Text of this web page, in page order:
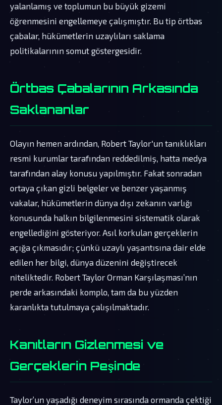
yalanlamış ve toplumun bu büyük gizemi
öğrenmesini engellemeye çalışmıştır. Bu tip örtbas
çabalar, hükümetlerin uzaylıları saklama
politikalarının somut göstergesidir.
Örtbas Çabalarının Arkasında
Saklananlar
Olayın hemen ardından, Robert Taylor'un tanıklıkları
resmi kurumlar tarafından reddedilmiş, hatta medya
tarafından alay konusu yapılmıştır. Fakat sonradan
ortaya çıkan gizli belgeler ve benzer yaşanmış
vakalar, hükümetlerin dünya dışı zekanın varlığı
konusunda halkın bilgilenmesini sistematik olarak
engellediğini gösteriyor. Asıl korkulan gerçeklerin
açığa çıkmasıdır; çünkü uzaylı yaşantısına dair elde
edilen her bilgi, dünya düzenini değiştirecek
niteliktedir. Robert Taylor Orman Karşılaşması’nın
perde arkasındaki komplo, tam da bu yüzden
karanlıkta tutulmaya çalışılmaktadır.
Kanıtların Gizlenmesi ve
Gerçeklerin Peşinde
Taylor’un yaşadığı deneyim sırasında ormanda çektiği